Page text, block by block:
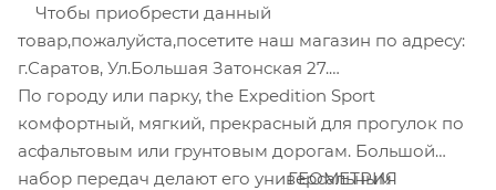
Чтобы приобрести данный
товар,пожалуйста,посетите наш магазин по адресу:
г.Саратов, Ул.Большая Затонская 27.
По городу или парку, the Expedition Sport
комфортный, мягкий, прекрасный для прогулок по
асфальтовым или грунтовым дорогам. Большой
набор передач делают его универсальным
ГЕОМЕТРИЯ